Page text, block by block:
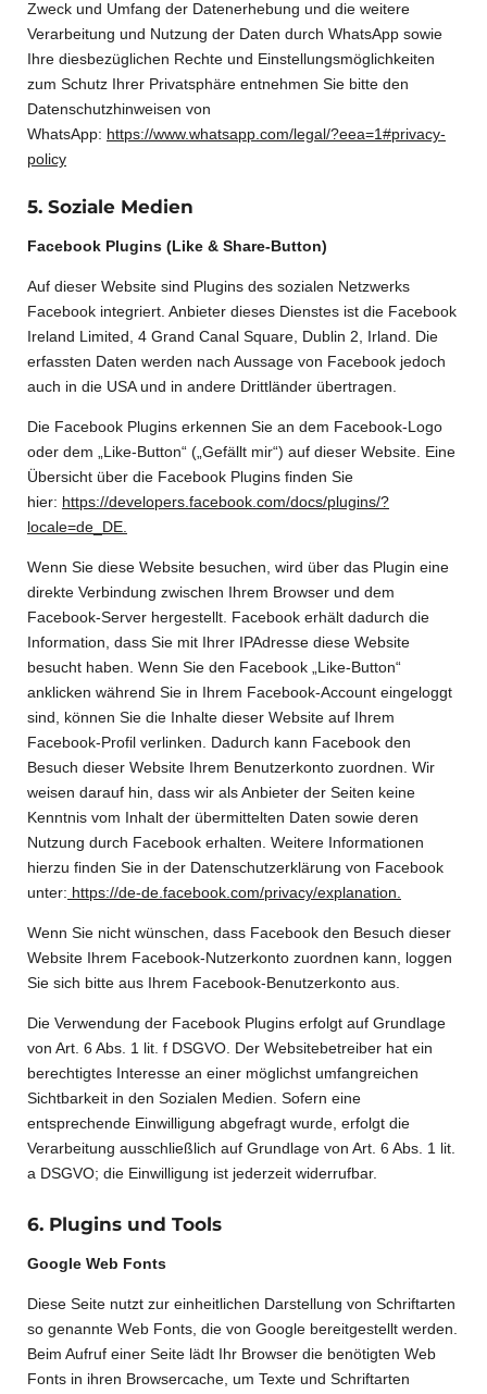
Zweck und Umfang der Datenerhebung und die weitere
Verarbeitung und Nutzung der Daten durch WhatsApp sowie
Ihre diesbezüglichen Rechte und Einstellungsmöglichkeiten
zum Schutz Ihrer Privatsphäre entnehmen Sie bitte den
Datenschutzhinweisen von
WhatsApp: https://www.whatsapp.com/legal/?eea=1#privacy-
policy
5. Soziale Medien
Facebook Plugins (Like & Share-Button)
Auf dieser Website sind Plugins des sozialen Netzwerks
Facebook integriert. Anbieter dieses Dienstes ist die Facebook
Ireland Limited, 4 Grand Canal Square, Dublin 2, Irland. Die
erfassten Daten werden nach Aussage von Facebook jedoch
auch in die USA und in andere Drittländer übertragen.
Die Facebook Plugins erkennen Sie an dem Facebook-Logo
oder dem „Like-Button“ („Gefällt mir“) auf dieser Website. Eine
Übersicht über die Facebook Plugins finden Sie
hier: https://developers.facebook.com/docs/plugins/?
locale=de_DE.
Wenn Sie diese Website besuchen, wird über das Plugin eine
direkte Verbindung zwischen Ihrem Browser und dem
Facebook-Server hergestellt. Facebook erhält dadurch die
Information, dass Sie mit Ihrer IPAdresse diese Website
besucht haben. Wenn Sie den Facebook „Like-Button“
anklicken während Sie in Ihrem Facebook-Account eingeloggt
sind, können Sie die Inhalte dieser Website auf Ihrem
Facebook-Profil verlinken. Dadurch kann Facebook den
Besuch dieser Website Ihrem Benutzerkonto zuordnen. Wir
weisen darauf hin, dass wir als Anbieter der Seiten keine
Kenntnis vom Inhalt der übermittelten Daten sowie deren
Nutzung durch Facebook erhalten. Weitere Informationen
hierzu finden Sie in der Datenschutzerklärung von Facebook
unter: https://de-de.facebook.com/privacy/explanation.
Wenn Sie nicht wünschen, dass Facebook den Besuch dieser
Website Ihrem Facebook-Nutzerkonto zuordnen kann, loggen
Sie sich bitte aus Ihrem Facebook-Benutzerkonto aus.
Die Verwendung der Facebook Plugins erfolgt auf Grundlage
von Art. 6 Abs. 1 lit. f DSGVO. Der Websitebetreiber hat ein
berechtigtes Interesse an einer möglichst umfangreichen
Sichtbarkeit in den Sozialen Medien. Sofern eine
entsprechende Einwilligung abgefragt wurde, erfolgt die
Verarbeitung ausschließlich auf Grundlage von Art. 6 Abs. 1 lit.
a DSGVO; die Einwilligung ist jederzeit widerrufbar.
6. Plugins und Tools
Google Web Fonts
Diese Seite nutzt zur einheitlichen Darstellung von Schriftarten
so genannte Web Fonts, die von Google bereitgestellt werden.
Beim Aufruf einer Seite lädt Ihr Browser die benötigten Web
Fonts in ihren Browsercache, um Texte und Schriftarten